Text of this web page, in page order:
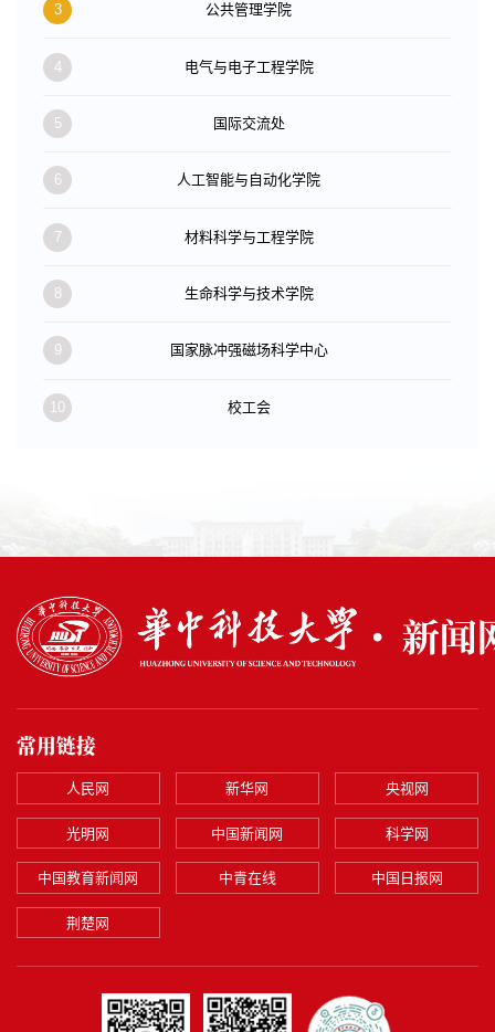
3 公共管理学院
4 电气与电子工程学院
5 国际交流处
6 人工智能与自动化学院
7 材料科学与工程学院
8 生命科学与技术学院
9 国家脉冲强磁场科学中心
10 校工会
常用链接
人民网 新华网 央视网
光明网 中国新闻网 科学网
中国教育新闻网 中青在线 中国日报网
荆楚网